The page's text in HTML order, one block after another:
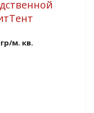
м. кв.